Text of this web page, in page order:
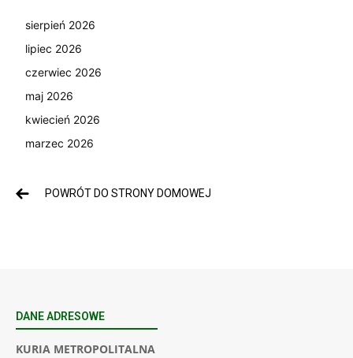
sierpień 2026
lipiec 2026
czerwiec 2026
maj 2026
kwiecień 2026
marzec 2026
POWRÓT DO STRONY DOMOWEJ
DANE ADRESOWE
KURIA METROPOLITALNA